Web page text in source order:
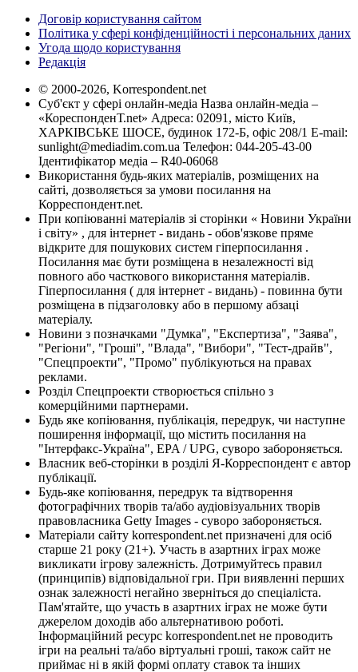
Договір користування сайтом
Політика у сфері конфіденційності і персональних даних
Угода щодо користування
Редакція
© 2000-2026, Korrespondent.net
Суб'єкт у сфері онлайн-медіа Назва онлайн-медіа –
«КореспонденТ.net» Адреса: 02091, місто Київ,
ХАРКІВСЬКЕ ШОСЕ, будинок 172-Б, офіс 208/1 E-mail:
sunlight@mediadim.com.ua Телефон: 044-205-43-00
Ідентифікатор медіа – R40-06068
Використання будь-яких матеріалів, розміщених на
сайті, дозволяється за умови посилання на
Корреспондент.net.
При копіюванні матеріалів зі сторінки « Новини України
і світу» , для інтернет - видань - обов'язкове пряме
відкрите для пошукових систем гіперпосилання .
Посилання має бути розміщена в незалежності від
повного або часткового використання матеріалів.
Гіперпосилання ( для інтернет - видань) - повинна бути
розміщена в підзаголовку або в першому абзаці
матеріалу.
Новини з позначками "Думка", "Експертиза", "Заява",
"Регіони", "Гроші", "Влада", "Вибори", "Тест-драйв",
"Спецпроекти", "Промо" публікуються на правах
реклами.
Розділ Спецпроекти створюється спільно з
комерційними партнерами.
Будь яке копіювання, публікація, передрук, чи наступне
поширення інформації, що містить посилання на
"Інтерфакс-Україна", EPA / UPG, суворо забороняється.
Власник веб-сторінки в розділі Я-Корреспондент є автор
публікації.
Будь-яке копіювання, передрук та відтворення
фотографічних творів та/або аудіовізуальних творів
правовласника Getty Images - суворо забороняється.
Матеріали сайту korrespondent.net призначені для осіб
старше 21 року (21+). Участь в азартних іграх може
викликати ігрову залежність. Дотримуйтесь правил
(принципів) відповідальної гри. При виявленні перших
ознак залежності негайно зверніться до спеціаліста.
Пам'ятайте, що участь в азартних іграх не може бути
джерелом доходів або альтернативою роботі.
Інформаційний ресурс korrespondent.net не проводить
ігри на реальні та/або віртуальні гроші, також сайт не
приймає ні в якій формі оплату ставок та інших